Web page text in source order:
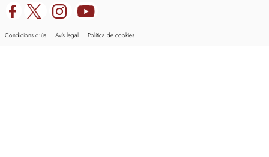
Condicions d’ús Avís legal Política de cookies